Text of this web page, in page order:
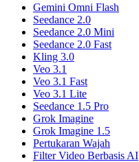
Gemini Omni Flash
Seedance 2.0
Seedance 2.0 Mini
Seedance 2.0 Fast
Kling 3.0
Veo 3.1
Veo 3.1 Fast
Veo 3.1 Lite
Seedance 1.5 Pro
Grok Imagine
Grok Imagine 1.5
Pertukaran Wajah
Filter Video Berbasis AI